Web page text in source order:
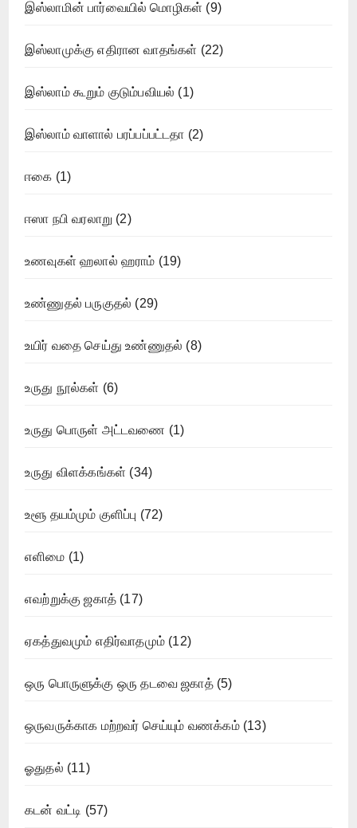
இஸ்லாமின் பார்வையில் மொழிகள் (9)
இஸ்லாமுக்கு எதிரான வாதங்கள் (22)
இஸ்லாம் கூறும் குடும்பவியல் (1)
இஸ்லாம் வாளால் பரப்பப்பட்டதா (2)
ஈகை (1)
ஈஸா நபி வரலாறு (2)
உணவுகள் ஹலால் ஹராம் (19)
உண்ணுதல் பருகுதல் (29)
உயிர் வதை செய்து உண்ணுதல் (8)
உருது நூல்கள் (6)
உருது பொருள் அட்டவணை (1)
உருது விளக்கங்கள் (34)
உளூ தயம்மும் குளிப்பு (72)
எளிமை (1)
எவற்றுக்கு ஜகாத் (17)
ஏகத்துவமும் எதிர்வாதமும் (12)
ஒரு பொருளுக்கு ஒரு தடவை ஜகாத்(5)
ஒருவருக்காக மற்றவர் செய்யும் வணக்கம்(13)
ஓதுதல் (11)
கடன் வட்டி (57)